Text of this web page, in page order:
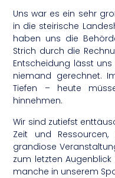
Uns war es ein sehr
in die steirische
haben uns die
Strich durch die
Entscheidung lässt
niemand gerechnet.
Tiefen – heute
hinnehmen.
Wir sind zutiefst
Zeit und
grandiose
zum letzten
manche in unserem